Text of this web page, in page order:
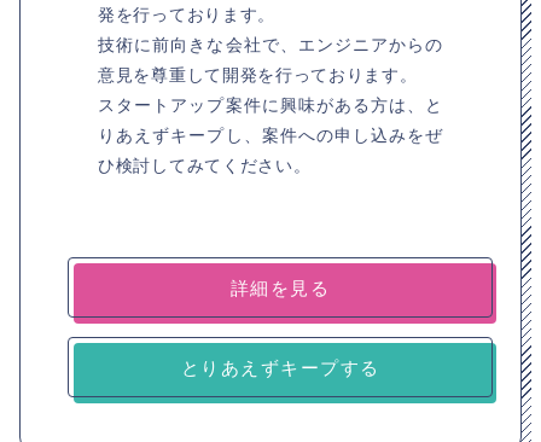
発を行っております。
技術に前向きな会社で、エンジニアからの
意見を尊重して開発を行っております。
スタートアップ案件に興味がある方は、と
りあえずキープし、案件への申し込みをぜ
ひ検討してみてください。
詳細を見る
とりあえずキープする